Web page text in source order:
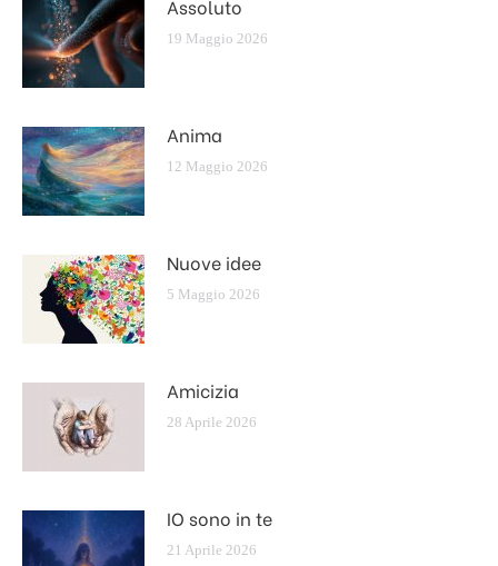
Assoluto
19 Maggio 2026
Anima
12 Maggio 2026
Nuove idee
5 Maggio 2026
Amicizia
28 Aprile 2026
IO sono in te
21 Aprile 2026